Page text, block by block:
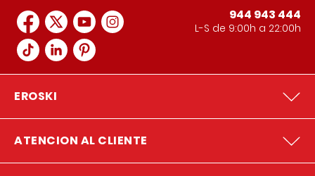
944 943 444
L-S de 9:00h a 22:00h
EROSKI
ATENCION AL CLIENTE